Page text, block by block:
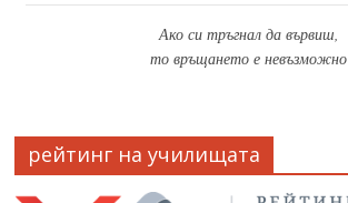
Ако си тръгнал да вървиш,
то връщането е невъзможно
рейтинг на училищата